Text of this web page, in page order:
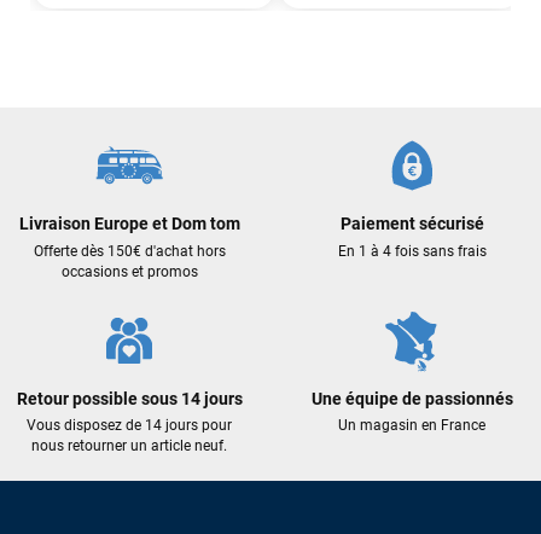
Livraison Europe et Dom tom
Offerte dès 150€ d'achat hors
occasions et promos
Paiement sécurisé
En 1 à 4 fois sans frais
Retour possible sous 14 jours
Vous disposez de 14 jours pour
nous retourner un article neuf.
Une équipe de passionnés
Un magasin en France